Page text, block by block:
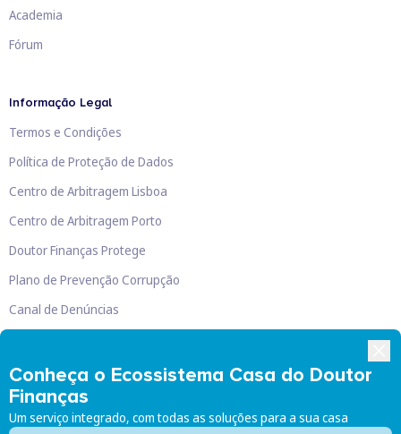
Conheça o Ecossistema Casa do Doutor
Finanças
Um serviço integrado, com todas as soluções para a sua casa
Academia
Fórum
Informação Legal
Termos e Condições
Política de Proteção de Dados
Centro de Arbitragem Lisboa
Centro de Arbitragem Porto
Doutor Finanças Protege
Plano de Prevenção Corrupção
Canal de Denúncias